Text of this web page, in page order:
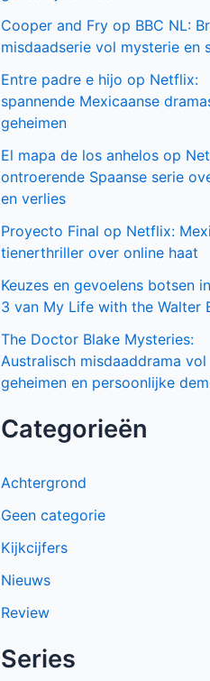
Cooper and Fry op BBC NL:
misdaadserie vol mysterie en
Entre padre e hijo op Netflix:
spannende Mexicaanse
geheimen
El mapa de los anhelos op
ontroerende Spaanse serie
en verlies
Proyecto Final op Netflix:
tienerthriller over online haat
Keuzes en gevoelens botsen
3 van My Life with the Walter
The Doctor Blake Mysteries:
Australisch misdaaddrama vol
geheimen en persoonlijke
Categorieën
Achtergrond
Geen categorie
Kijkcijfers
Nieuws
Review
Series